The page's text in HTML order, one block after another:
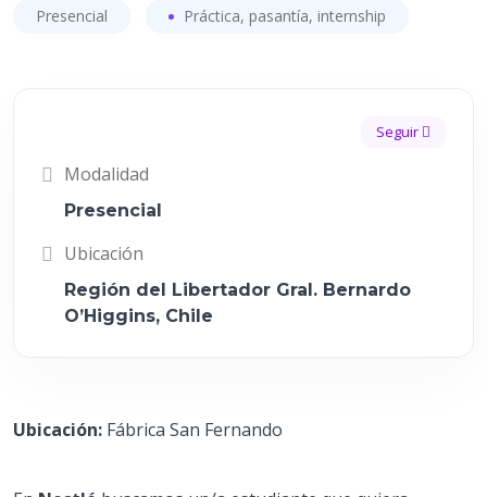
Presencial Práctica, pasantía, internship
Seguir
Modalidad
Presencial
Ubicación
Región del Libertador Gral. Bernardo
O’Higgins, Chile
Ubicación: Fábrica San Fernando